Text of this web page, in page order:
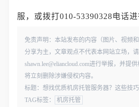
服，或拨打010-53390328电话进
免责声明：本站发布的内容（图片、视频
分享为主，文章观点不代表本网站立场，请
shawn.lee@eliancloud.com进行举报，并提
将立刻删除涉嫌侵权内容。
标题：想找优质机房托管服务器？这些技
TAG标签：
机房托管